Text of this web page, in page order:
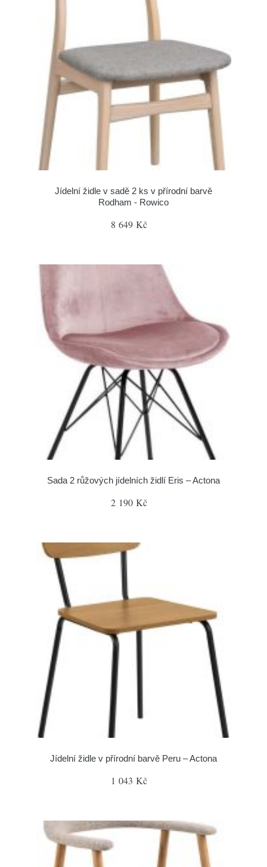
Jídelní židle v sadě 2 ks v přírodní barvě
Rodham - Rowico
8 649 Kč
Sada 2 růžových jídelních židlí Eris – Actona
2 190 Kč
Jídelní židle v přírodní barvě Peru – Actona
1 043 Kč